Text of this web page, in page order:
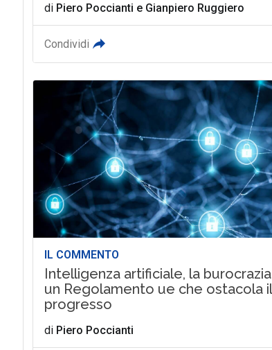
di Piero Poccianti e Gianpiero Ruggiero
Condividi
IL COMMENTO
Intelligenza artificiale, la
un Regolamento ue che ostacola il
progresso
di Piero Poccianti